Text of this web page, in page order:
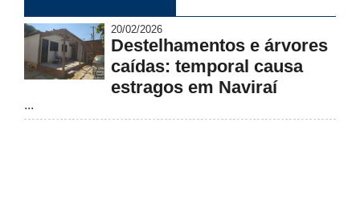
20/02/2026
Destelhamentos e árvores
caídas: temporal causa
estragos em Naviraí
...